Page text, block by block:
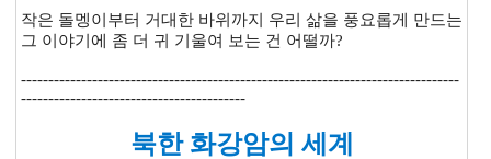
작은 돌멩이부터 거대한 바위까지 우리 삶을 풍요롭게 만드는
그 이야기에 좀 더 귀 기울여 보는 건 어떨까?
--------------------------------------------------------------------------------
-----------------------------------------
북한 화강암의 세계